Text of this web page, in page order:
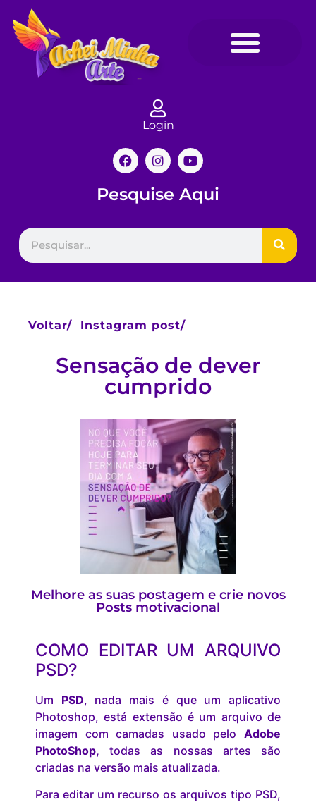
Login
Pesquise Aqui
Voltar/ Instagram post/
Sensação de dever
cumprido
Melhore as suas postagem e crie novos
Posts motivacional
COMO EDITAR UM ARQUIVO
PSD?
Um PSD, nada mais é que um aplicativo
Photoshop, está extensão é um arquivo de
imagem com camadas usado pelo Adobe
PhotoShop, todas as nossas artes são
criadas na versão mais atualizada.
Para editar um recurso os arquivos tipo PSD,